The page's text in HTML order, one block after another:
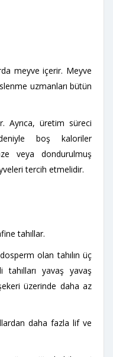
meyve içerir. Meyve
uzmanları bütün
Ayrıca, üretim süreci
boş kaloriler
veya dondurulmuş
tercih etmelidir.
tahıllar.
olan tahılın üç
tahılları yavaş yavaş
üzerinde daha az
daha fazla lif ve